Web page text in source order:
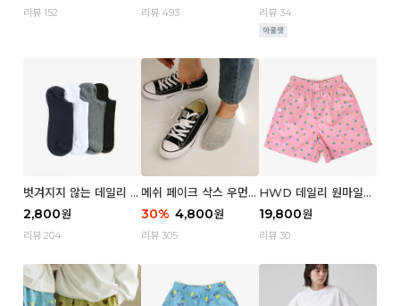
리뷰 152 리뷰 493 리뷰 34
벗겨지지 않는 데일리 페
이크 삭스 (맨)
2,800원
리뷰 204
메쉬 페이크 삭스 우먼 3
P
30% 4,800원
리뷰 305
HWD 데일리 원마일
쇼츠 - 04 Aroma (우
먼)
19,800원
리뷰 30